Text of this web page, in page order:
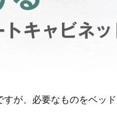
が、必要なものをベッ